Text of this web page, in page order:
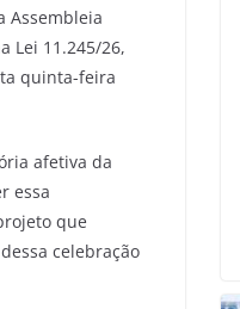
Assembleia
Lei 11.245/26,
quinta-feira
afetiva da
essa
que
celebração